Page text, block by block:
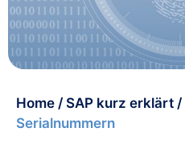
Home / SAP kurz erklärt /
Serialnummern